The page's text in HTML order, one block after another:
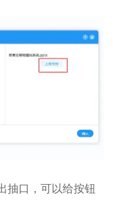
抽口，可以给按钮